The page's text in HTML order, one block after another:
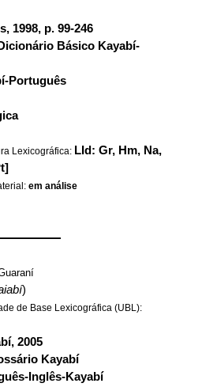
1998, p. 99-246
Básico Kayabí-
Português
Lexicográfica: LId: Gr, Hm, Na,
em análise
)
de Base Lexicográfica (UBL):
2005
Kayabí
Inglês-Kayabí